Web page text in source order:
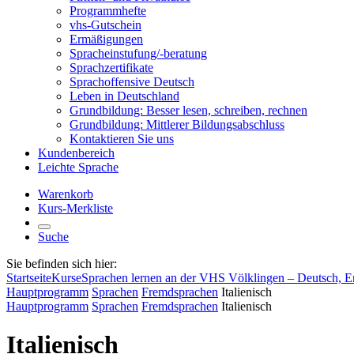
Programmhefte
vhs-Gutschein
Ermäßigungen
Spracheinstufung/-beratung
Sprachzertifikate
Sprachoffensive Deutsch
Leben in Deutschland
Grundbildung: Besser lesen, schreiben, rechnen
Grundbildung: Mittlerer Bildungsabschluss
Kontaktieren Sie uns
Kundenbereich
Leichte Sprache
Warenkorb
Kurs-Merkliste
Suche
Sie befinden sich hier:
StartseiteKurseSprachen lernen an der VHS Völklingen – Deutsch,
Hauptprogramm Sprachen Fremdsprachen Italienisch
Hauptprogramm Sprachen Fremdsprachen Italienisch
Italienisch